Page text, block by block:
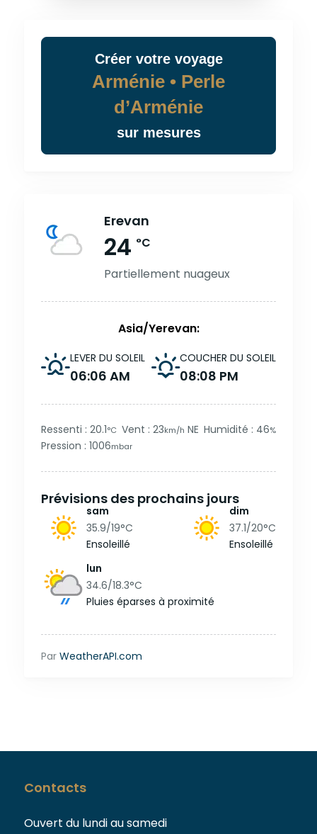
Créer votrevoyage
Arménie • Perle
d’Arménie
sur mesures
Erevan
24 °C
Partiellement nuageux
Asia/Yerevan:
LEVER DU SOLEIL
06:06 AM
COUCHER DU SOLEIL
08:08 PM
Ressenti : 20.1°C Vent : 23km/h NE Humidité : 46%
Pression : 1006mbar
Prévisions des prochains jours
sam
35.9/19°C
Ensoleillé
dim
37.1/20°C
Ensoleillé
lun
34.6/18.3°C
Pluies éparses à proximité
Par WeatherAPI.com
Contacts
Ouvert du lundi au samedi